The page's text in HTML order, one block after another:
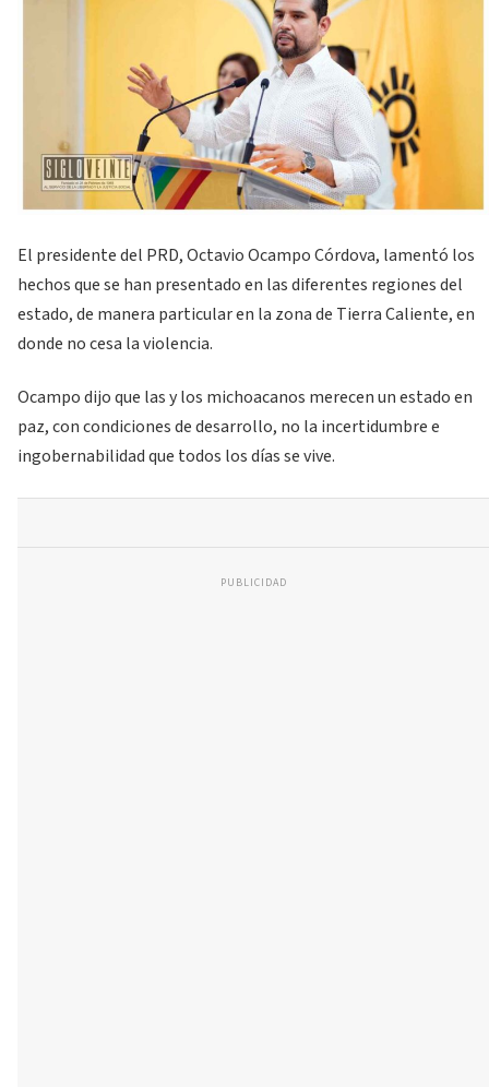
El presidente del PRD, Octavio Ocampo Córdova, lamentó los
hechos que se han presentado en las diferentes regiones del
estado, de manera particular en la zona de Tierra Caliente, en
donde no cesa la violencia.
Ocampo dijo que las y los michoacanos merecen un estado en
paz, con condiciones de desarrollo, no la incertidumbre e
ingobernabilidad que todos los días se vive.
PUBLICIDAD